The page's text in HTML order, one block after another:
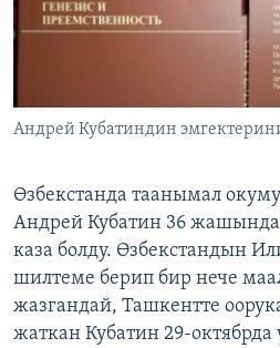
ЭЕ/АРнун бардык сайттары
Андрей Кубатиндин
Өзбекстанда таанымал
Андрей Кубатин 36 жашында
каза болду. Өзбекстандын
шилтеме берип бир нече
жазгандай, Ташкентте
жаткан Кубатин 29-октябрда